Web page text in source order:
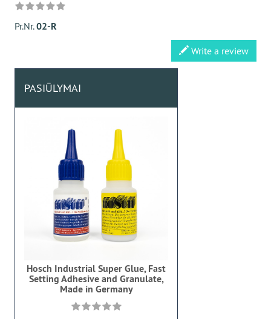
Pr.Nr.02-R
Write a review
PASIŪLYMAI
Hosch Industrial Super Glue, Fast
Setting Adhesive and Granulate,
Made in Germany